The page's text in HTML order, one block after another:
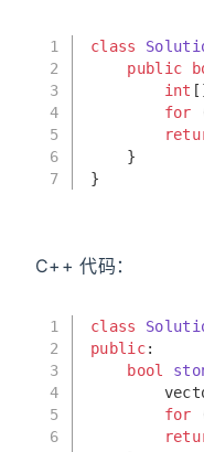
1
2
3
4
5
6
7
class
public
int
for
    }
}
C++ 代码：
1
2
3
4
5
6
class
public:
bool
for